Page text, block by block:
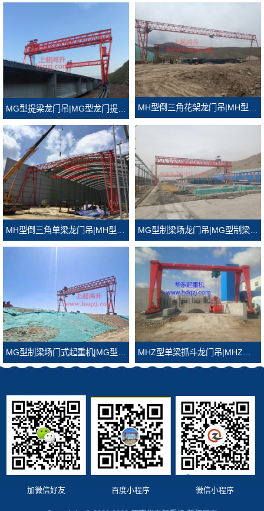
MH型倒三角花架龙门吊|MH型倒三角门式起重机
MH型倒三角单梁龙门吊|MH型倒三角龙门吊 MG型制梁场龙门吊|MG型制梁场门式起重机
MHZ型单梁抓斗龙门吊|MHZ型抓斗龙门吊
加微信好友 百度小程序 微信小程序